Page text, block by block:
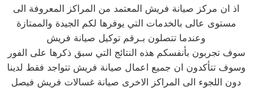
اذ ان مركز صيانة فريش المعتمد من المراكز المعروفة الى
مستوى عالى بالخدمات التي يوفرها لكم الجيدة والممتازة
وعندما تتصلون بـرقم توكيل صيانة فريش
سوف تجربون بأنفسكم هذه النتائج التي سبق ذكرها على الفور
وسوف تتأكدون ان جميع اعمال صيانة فريش تتواجد فقط لدينا
دون اللجوء الى المراكز الاخرى صيانة غسالات فريش فيصل